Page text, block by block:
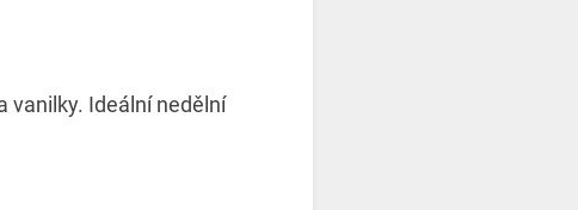
vanilky. Ideální nedělní